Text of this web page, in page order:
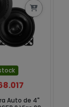
Auto de 4"